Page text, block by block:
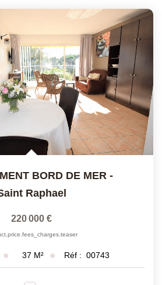
BORD DE MER -
Raphael
220 000 €
37 M² Réf : 00743